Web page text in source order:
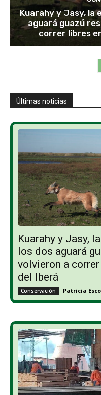
Kuarahy y Jasy, la
aguará guazú
correr libres
Últimas noticias
Kuarahy y Jasy,
los dos aguará
volvieron a
del Iberá
Conservación Patricia